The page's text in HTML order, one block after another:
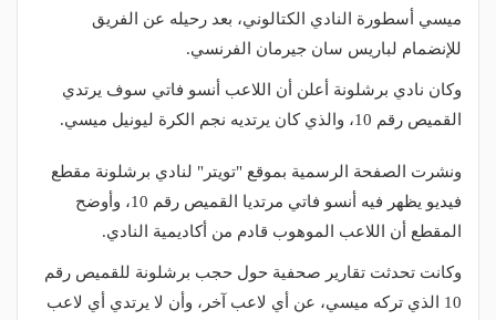
ميسي أسطورة النادي الكتالوني، بعد رحيله عن الفريق
للإنضمام لباريس سان جيرمان الفرنسي.
وكان نادي برشلونة أعلن أن اللاعب أنسو فاتي سوف يرتدي
القميص رقم 10، والذي كان يرتديه نجم الكرة ليونيل ميسي.
ونشرت الصفحة الرسمية بموقع "تويتر" لنادي برشلونة مقطع
فيديو يظهر فيه أنسو فاتي مرتديا القميص رقم 10، وأوضح
المقطع أن اللاعب الموهوب قادم من أكاديمية النادي.
وكانت تحدثت تقارير صحفية حول حجب برشلونة للقميص رقم
10 الذي تركه ميسي، عن أي لاعب آخر، وأن لا يرتدي أي لاعب